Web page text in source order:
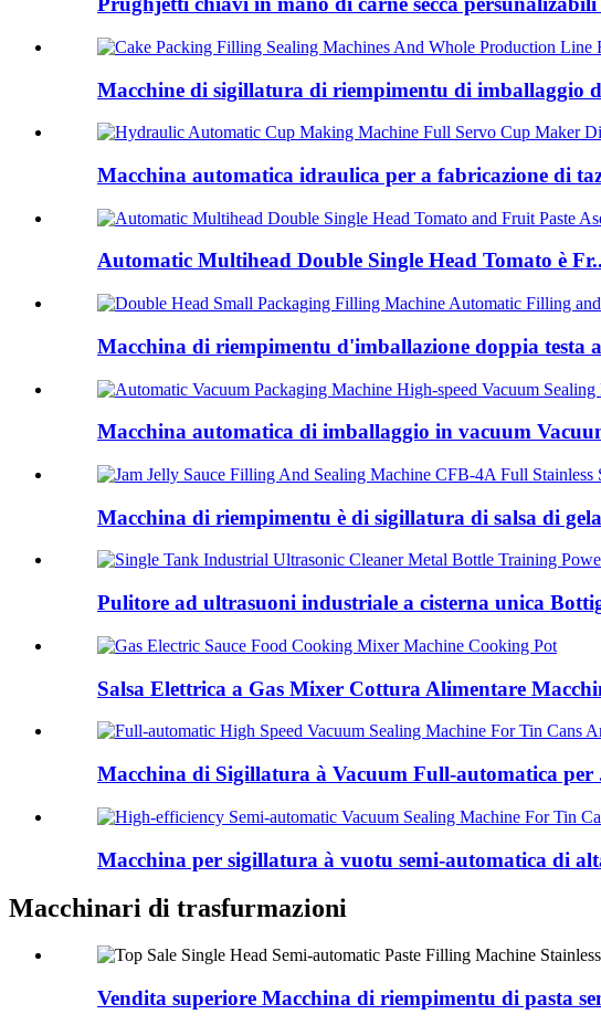
Macchine di sigillatura di riempimentu di imballaggio
Macchina automatica idraulica per a fabricazione di
Automatic Multihead Double Single Head Tomato è
Macchina di riempimentu d'imballazione doppia testa
Macchina automatica di imballaggio in vacuum
Macchina di riempimentu è di sigillatura di salsa di
Pulitore ad ultrasuoni industriale a cisterna unica
Salsa Elettrica a Gas Mixer Cottura Alimentare
Macchina di Sigillatura à Vacuum Full-automatica per
Macchina per sigillatura à vuotu semi-automatica di
Macchinari di trasfurmazioni
Vendita superiore Macchina di riempimentu di pasta